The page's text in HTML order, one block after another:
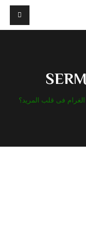
الغرام فى قلب المريد؟